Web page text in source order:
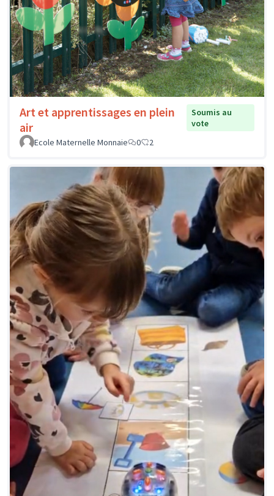
Art et apprentissages en plein
air
Soumis au
vote
Ecole Maternelle Monnaie
0 2